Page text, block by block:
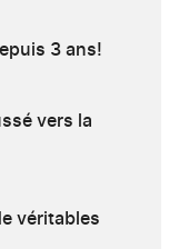
3 ans!
vers la
véritables